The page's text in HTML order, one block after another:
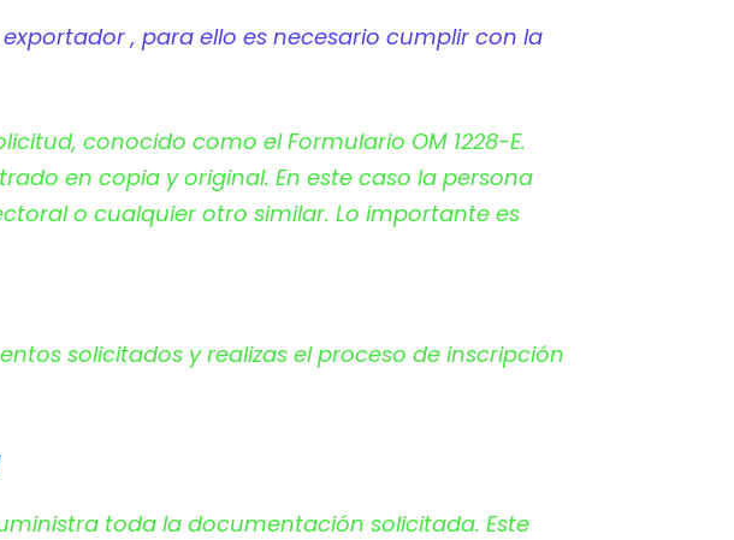
, para ello es necesario cumplir con la
conocido como el Formulario OM 1228-E.
en copia y original. En este caso la persona
o cualquier otro similar. Lo importante es
solicitados y realizas el proceso de inscripción
toda la documentación solicitada. Este